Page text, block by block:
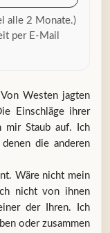
alle 2 Monate.)
per E-Mail
Westen jagten
Einschläge ihrer
mir Staub auf. Ich
die anderen
Wäre nicht mein
nicht von ihnen
der Ihren. Ich
oder zusammen